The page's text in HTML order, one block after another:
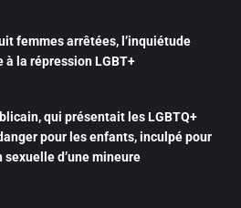
femmes arrêtées, l’inquiétude
à la répression LGBT+
qui présentait les LGBTQ+
pour les enfants, inculpé pour
d’une mineure